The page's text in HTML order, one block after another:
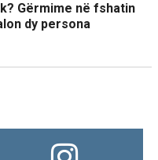
Gërmime në fshatin
dy persona